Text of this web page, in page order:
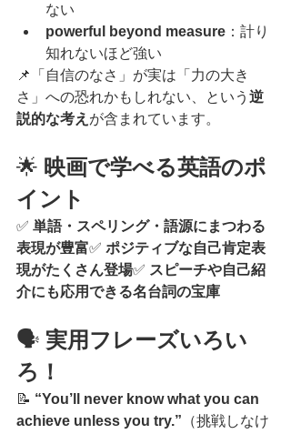
ない
powerful beyond measure ：計り
知れないほど強い
📌「自信のなさ」が実は「力の大き
さ」への恐れかもしれない、という 逆
説的な考え が含まれています。
🌟 映画で学べる英語のポ
イント
✅ 単語・スペリング・語源にまつわる
表現が豊富✅ ポジティブな自己肯定表
現がたくさん登場✅ スピーチや自己紹
介にも応用できる名台詞の宝庫
🗣️ 実用フレーズいろい
ろ！
📝 “You’ll never know what you can
achieve unless you try.” （挑戦しなけ